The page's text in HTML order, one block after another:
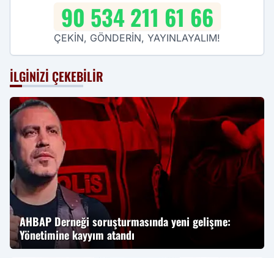
90 534 211 61 66
ÇEKİN, GÖNDERİN, YAYINLAYALIM!
İLGINIZI ÇEKEBILIR
AHBAP Derneği soruşturmasında yeni gelişme:
Yönetimine kayyım atandı